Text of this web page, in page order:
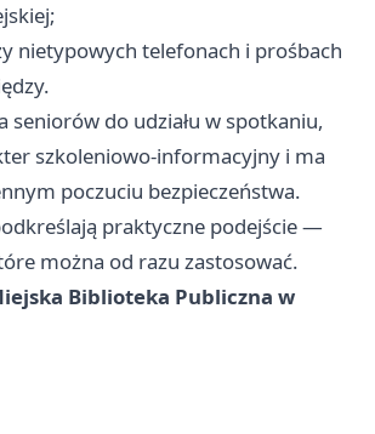
nietypowych telefonach i prośbach
seniorów do udziału w spotkaniu,
szkoleniowo-informacyjny i ma
poczuciu bezpieczeństwa.
praktyczne podejście —
można od razu zastosować.
Biblioteka Publiczna w